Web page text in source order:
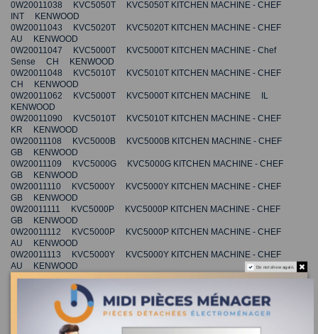
0W20011038 KVC5050T KVC5050T KITCHEN MACHINE - CHEF
INT KENWOOD
0W20011043 KVC5020T KVC5020T KITCHEN MACHINE - CHEF
AU KENWOOD
0W20011047 KVC5000T KVC5000T KITCHEN MACHINE - Chef
Sense CH KENWOOD
0W20011048 KVC5010T KVC5010T KITCHEN MACHINE - CHEF
CH KENWOOD
0W20011062 KVC5000T KVC5000T KITCHEN MACHINE IL
KENWOOD
0W20011090 KVC5010T KVC5010T KITCHEN MACHINE - CHEF
KR KENWOOD
0W20011108 KVC5000B KVC5000B KITCHEN MACHINE - CHEF
GB KENWOOD
0W20011109 KVC5000G KVC5000G KITCHEN MACHINE - CHEF
GB KENWOOD
0W20011110 KVC5000Y KVC5000Y KITCHEN MACHINE - CHEF
GB KENWOOD
0W20011111 KVC5000P KVC5000P KITCHEN MACHINE - CHEF
GB KENWOOD
0W20011112 KVC5000P KVC5000P KITCHEN MACHINE - CHEF
AU KENWOOD
0W20011113 KVC5000Y KVC5000Y KITCHEN MACHINE - CHEF
AU KENWOOD
0W20011114 KVC5000G KVC5000G KITCHEN MACHINE - CHEF
AU KENWOOD
0W20011115 KVC5000B KVC5000B KITCHEN MACHINE - CHEF
AU KENWOOD
0W20011128 KVC5001B KVC5001B KITCHEN MACHINE - CHEF
Do not show again.